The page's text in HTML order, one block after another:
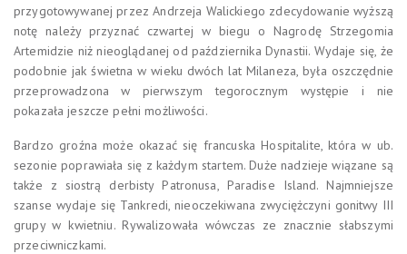
przygotowywanej przez Andrzeja Walickiego zdecydowanie wyższą
notę należy przyznać czwartej w biegu o Nagrodę Strzegomia
Artemidzie niż nieoglądanej od października Dynastii. Wydaje się, że
podobnie jak świetna w wieku dwóch lat Milaneza, była oszczędnie
przeprowadzona w pierwszym tegorocznym występie i nie
pokazała jeszcze pełni możliwości.
Bardzo groźna może okazać się francuska Hospitalite, która w ub.
sezonie poprawiała się z każdym startem. Duże nadzieje wiązane są
także z siostrą derbisty Patronusa, Paradise Island. Najmniejsze
szanse wydaje się Tankredi, nieoczekiwana zwyciężczyni gonitwy III
grupy w kwietniu. Rywalizowała wówczas ze znacznie słabszymi
przeciwniczkami.